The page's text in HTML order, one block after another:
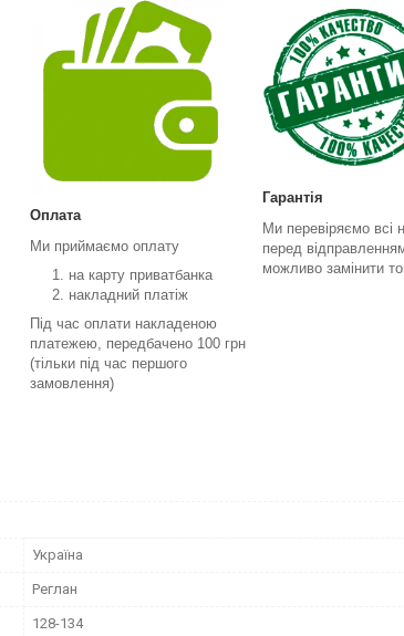
Оплата
Ми приймаємо оплату
на карту приватбанка
накладний платіж
Під час оплати накладеною
платежею, передбачено 100 грн
(тільки під час першого
замовлення)
Гарантія
Ми перевіряємо всі
перед
можливо замінити
Україна
Реглан
128-134